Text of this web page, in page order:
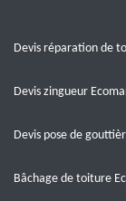
Devis réparation de
Devis zingueur
Devis pose de
Bâchage de toiture